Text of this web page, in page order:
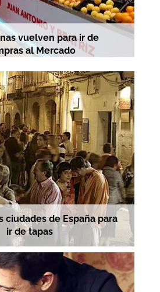
vuelven para ir de
al Mercado
ciudades de España para
ir de tapas